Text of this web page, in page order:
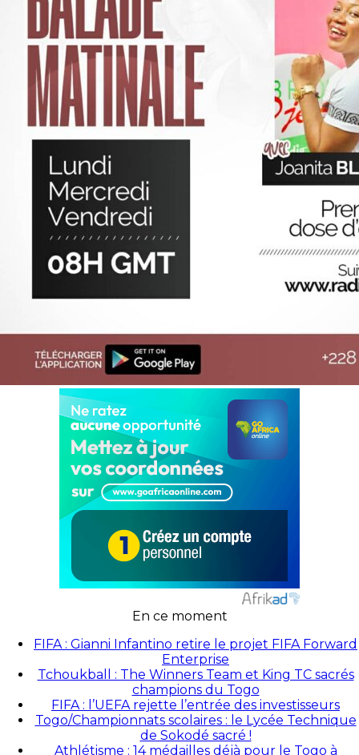
En ce moment
FIFA : Gianni Infantino retire le projet FIFA Forward
Enterprise
Tchoukball : The Winners Team et King TC sacrés
champions du Togo
FIFA : l’UEFA rejette l’entrée des investisseurs
Togo/Championnats scolaires : le Lycée Technique
de Sokodé sacré !
Athlétisme : 14 médailles déjà pour le Togo à